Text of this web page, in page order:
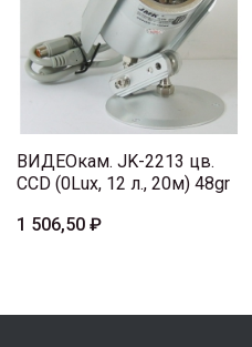
ВИДЕОкам. JK-2213 цв.
CCD (0Lux, 12 л., 20м) 48gr
1 506,50 ₽